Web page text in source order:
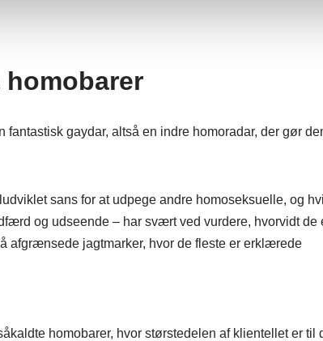
homobarer
fantastisk gaydar, altså en indre homoradar, der gør
sans for at udpege andre homoseksuelle, og
og udseende – har svært ved vurdere, hvorvidt de
afgrænsede jagtmarker, hvor de fleste er erklærede
homobarer, hvor størstedelen af klientellet er til